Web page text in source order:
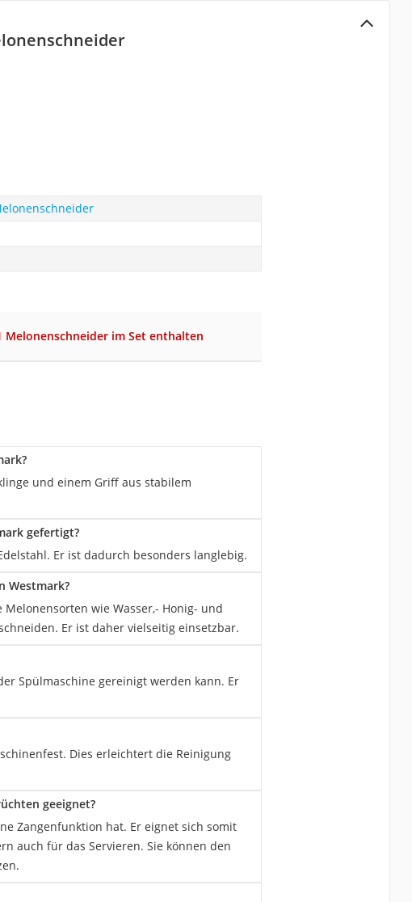
Melonenschneider im Set enthalten
und einem Griff aus stabilem
gefertigt?
Er ist dadurch besonders langlebig.
Westmark?
wie Wasser,- Honig- und
Er ist daher vielseitig einsetzbar.
Spülmaschine gereinigt werden kann. Er
Dies erleichtert die Reinigung
geeignet?
Zangenfunktion hat. Er eignet sich somit
auch für das Servieren. Sie können den